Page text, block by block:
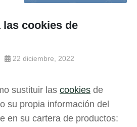
cookies de
22 diciembre, 2022
sustituir las cookies de
su propia información del
en su cartera de productos: